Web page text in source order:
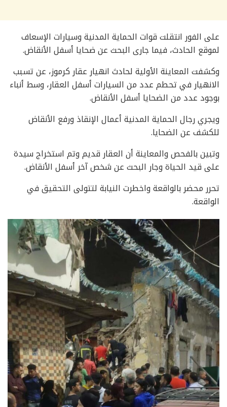
على الفور انتقلت قوات الحماية المدنية وسيارات الإسعاف
لموقع الحادث، فيما جارى البحث عن ضحايا أسفل الأنقاض.
وكشفت المعاينة الأولية لحادث انهيار عقار كرموز، عن تسبب
الانهيار في تحطم عدد من السيارات أسفل العقار، وسط أنباء
بوجود عدد من الضحايا أسفل الأنقاض.
ويجري رجال الحماية المدنية أعمال الإنقاذ ورفع الأنقاض
للكشف عن الضحايا.
وتبين بالفحص والمعاينة أن العقار قديم وتم استخراج سيدة
على قيد الحياة وجار البحث عن شخص آخر أسفل الأنقاض.
تحرر محضر بالواقعة واخطرت النيابة لتتولى التحقيق في
الواقعة.